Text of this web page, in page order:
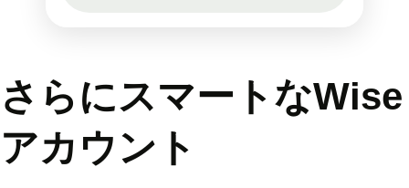
さらにスマートなWise
アカウント